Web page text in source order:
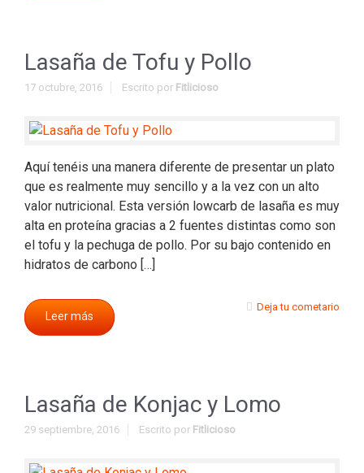
Lasaña de Tofu y Pollo
17 octubre, 2016 Escrito por Fitlicioso
Aquí tenéis una manera diferente de presentar un plato
que es realmente muy sencillo y a la vez con un alto
valor nutricional. Esta versión lowcarb de lasaña es muy
alta en proteína gracias a 2 fuentes distintas como son
el tofu y la pechuga de pollo. Por su bajo contenido en
hidratos de carbono […]
Leer más
Deja tu cometario
Lasaña de Konjac y Lomo
29 septiembre, 2016 Escrito por Fitlicioso